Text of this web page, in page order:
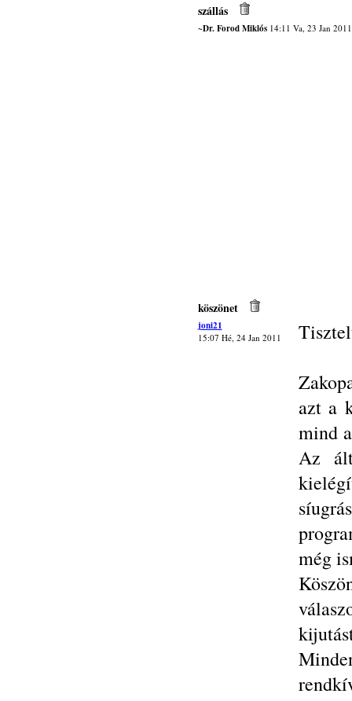
szállás
~Dr. Forod Miklós14:11 Va, 23 Jan 2011
köszönet
joni21
15:07 Hé, 24 Jan 2011
azt a
mind
Az
még